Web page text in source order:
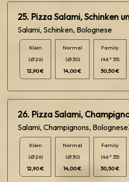
25. Pizza Salami, Schinken
Salami, Schinken, Bolognese
Klein
(Ø 26)
12,90 €
Normal
(Ø 30)
14,00 €
Family
(46 * 33)
30,50 €
26. Pizza Salami,
Salami, Champignons,
Klein
(Ø 26)
12,90 €
Normal
(Ø 30)
14,00 €
Family
(46 * 33)
30,50 €